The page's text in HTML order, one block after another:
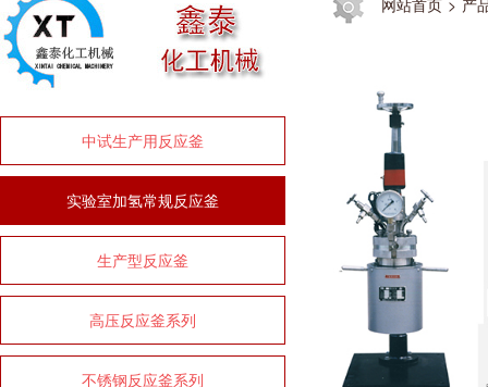
中试生产用反应釜
实验室加氢常规反应釜
生产型反应釜
高压反应釜系列
不锈钢反应釜系列
网站首页 > 产